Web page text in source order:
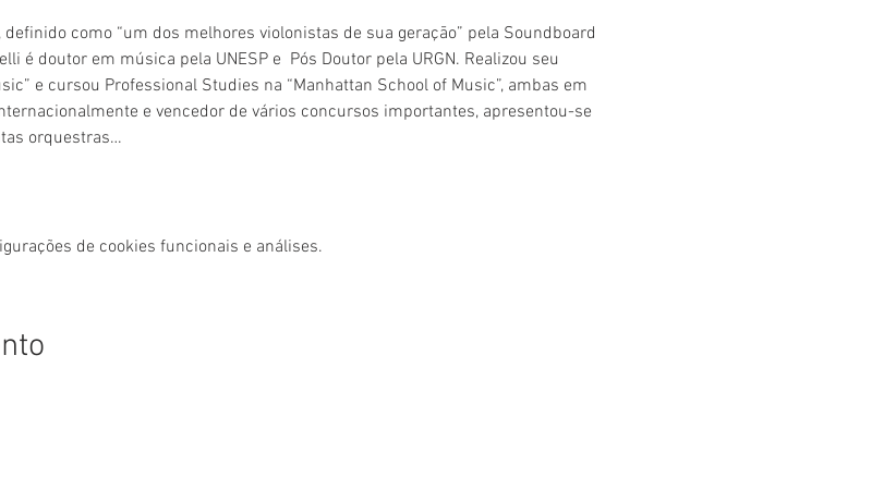
como “um dos melhores violonistas de sua geraçāo” pela Soundboard
é doutor em música pela UNESP e  Pós Doutor pela URGN. Realizou seu
e cursou Professional Studies na “Manhattan School of Music”, ambas em
e vencedor de vários concursos importantes, apresentou-se
orquestras…
de cookies funcionais e análises.